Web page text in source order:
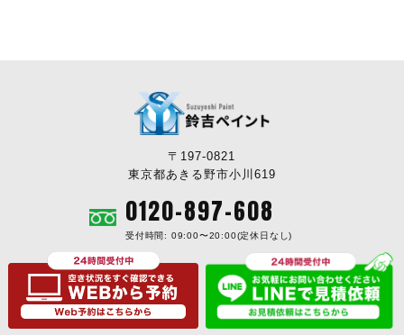
〒197-0821
東京都あきる野市小川619
0120-897-608
受付時間: 09:00〜20:00(定休日なし)